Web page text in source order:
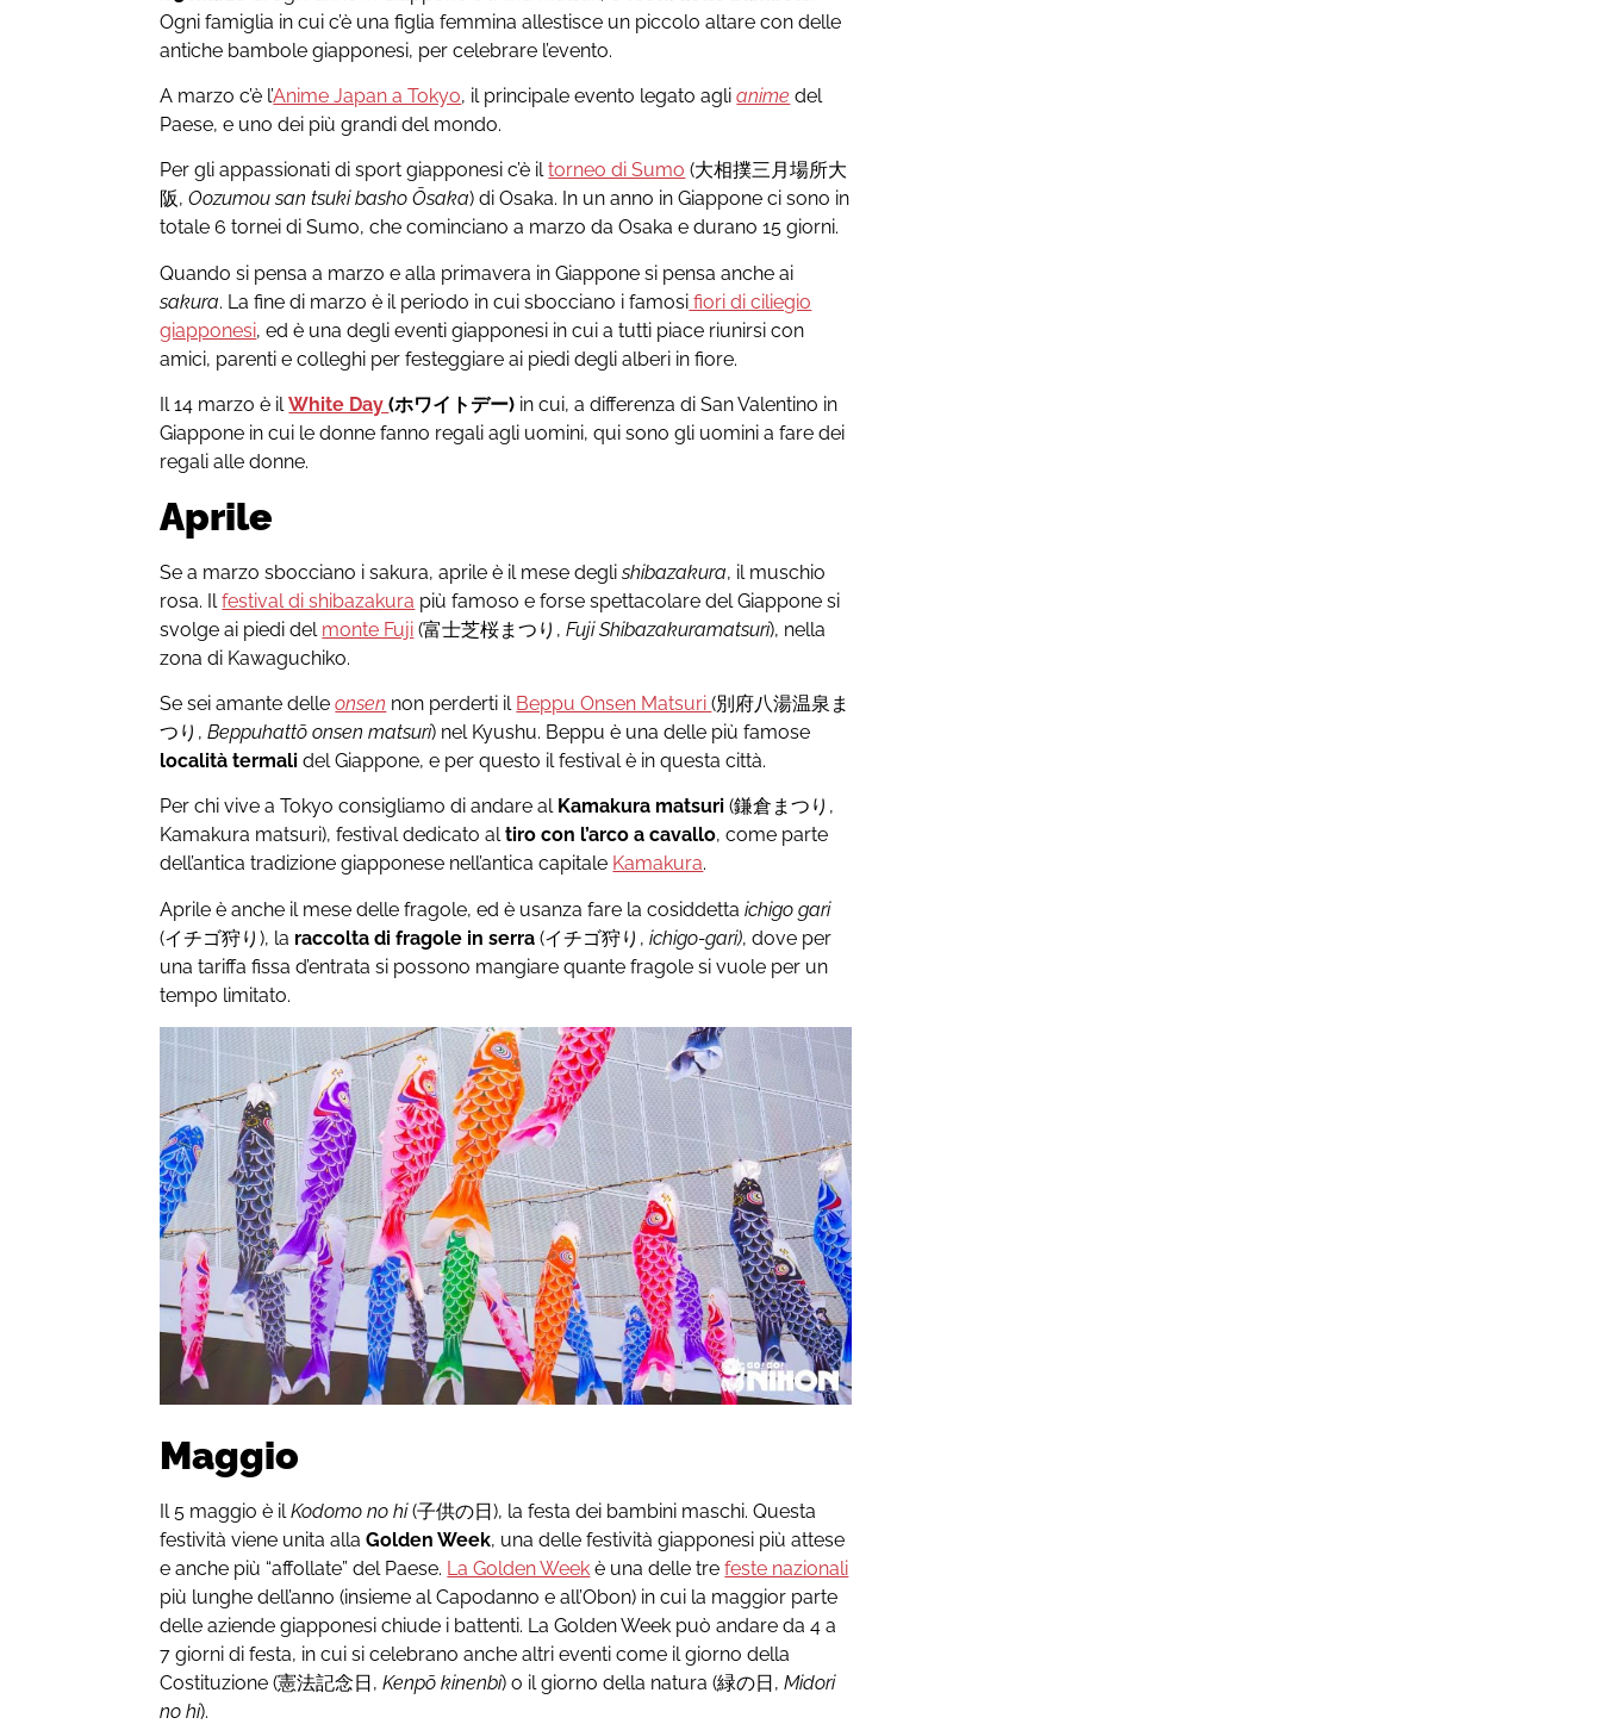
Ogni famiglia in cui c’è una figlia femmina allestisce un piccolo altare con delle
antiche bambole giapponesi, per celebrare l’evento.
A marzo c’è l’Anime Japan a Tokyo, il principale evento legato aglianime del
Paese, e uno dei più grandi del mondo.
Per gli appassionati di sport giapponesi c’è iltorneo di Sumo (大相撲三月場所大
阪, Oozumou san tsuki basho Ōsaka) di Osaka. In un anno in Giappone ci sono in
totale 6 tornei di Sumo, che cominciano a marzo da Osaka e durano 15 giorni.
Quando si pensa a marzo e alla primavera in Giappone si pensa anche ai
sakura. La fine di marzo è il periodo in cui sbocciano i famosi fiori di ciliegio
giapponesi, ed è una degli eventi giapponesi in cui a tutti piace riunirsi con
amici, parenti e colleghi per festeggiare ai piedi degli alberi in fiore.
Il 14 marzo è ilWhite Day(ホワイトデー) in cui, a differenza di San Valentino in
Giappone in cui le donne fanno regali agli uomini, qui sono gli uomini a fare dei
regali alle donne.
Aprile
Se a marzo sbocciano i sakura, aprile è il mese deglishibazakura, il muschio
rosa. Ilfestival di shibazakura più famoso e forse spettacolare del Giappone si
svolge ai piedi del monte Fuji (富士芝桜まつり,Fuji Shibazakuramatsuri), nella
zona di Kawaguchiko.
Se sei amante delleonsen non perderti il Beppu Onsen Matsuri(別府八湯温泉ま
つり,Beppuhattō onsen matsuri) nel Kyushu. Beppu è una delle più famose
località termali del Giappone, e per questo il festival è in questa città.
Per chi vive a Tokyo consigliamo di andare al Kamakura matsuri(鎌倉まつり,
Kamakura matsuri), festival dedicato altiro con l’arco a cavallo, come parte
dell’antica tradizione giapponese nell’antica capitale Kamakura.
Aprile è anche il mese delle fragole, ed è usanza fare la cosiddettaichigo gari
(イチゴ狩り), la raccolta di fragole in serra (イチゴ狩り,ichigo-gari), dove per
una tariffa fissa d’entrata si possono mangiare quante fragole si vuole per un
tempo limitato.
Maggio
Il 5 maggio è ilKodomo no hi(子供の日), la festa dei bambini maschi. Questa
festività viene unita allaGolden Week, una delle festività giapponesi più attese
e anche più “affollate” del Paese. La Golden Week è una delle trefeste nazionali
più lunghe dell’anno (insieme al Capodanno e all’Obon) in cui la maggior parte
delle aziende giapponesi chiude i battenti. La Golden Week può andare da 4 a
7 giorni di festa, in cui si celebrano anche altri eventi come il giorno della
Costituzione (憲法記念日,Kenpō kinenbi) o il giorno della natura (緑の日,Midori
no hi).